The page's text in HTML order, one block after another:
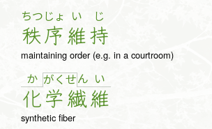
ちつ
秩
じょ
序
い
維
じ
持
maintaining order (e.g. in a courtroom)
か
化
が く
学
せん
繊
い
維
synthetic fiber